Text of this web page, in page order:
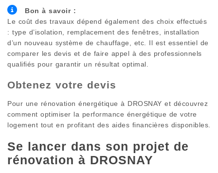
Bon à savoir :
Le coût des travaux dépend également des choix effectués
: type d’isolation, remplacement des fenêtres, installation
d’un nouveau système de chauffage, etc. Il est essentiel de
comparer les devis et de faire appel à des professionnels
qualifiés pour garantir un résultat optimal.
Obtenez votre devis
Pour une rénovation énergétique à DROSNAY et découvrez
comment optimiser la performance énergétique de votre
logement tout en profitant des aides financières disponibles.
Se lancer dans son projet de
rénovation à DROSNAY